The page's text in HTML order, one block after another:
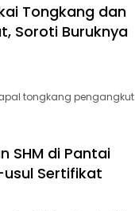
Tongkang dan
Soroti Buruknya
kapal tongkang pengangkut
SHM di Pantai
Sertifikat